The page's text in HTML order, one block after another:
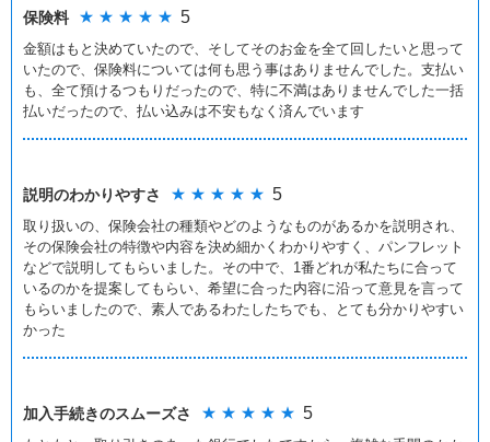
保険料 ★ ★ ★ ★ ★ 5
金額はもと決めていたので、そしてそのお金を全て回したいと思って
いたので、保険料については何も思う事はありませんでした。支払い
も、全て預けるつもりだったので、特に不満はありませんでした一括
払いだったので、払い込みは不安もなく済んでいます
説明のわかりやすさ ★ ★ ★ ★ ★ 5
取り扱いの、保険会社の種類やどのようなものがあるかを説明され、
その保険会社の特徴や内容を決め細かくわかりやすく、パンフレット
などで説明してもらいました。その中で、1番どれが私たちに合って
いるのかを提案してもらい、希望に合った内容に沿って意見を言って
もらいましたので、素人であるわたしたちでも、とても分かりやすい
かった
加入手続きのスムーズさ ★ ★ ★ ★ ★ 5